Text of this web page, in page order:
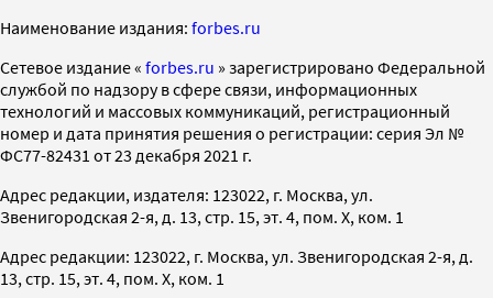
Наименование издания: forbes.ru
Cетевое издание « forbes.ru » зарегистрировано Федеральной
службой по надзору в сфере связи, информационных
технологий и массовых коммуникаций, регистрационный
номер и дата принятия решения о регистрации: серия Эл №
ФС77-82431 от 23 декабря 2021 г.
Адрес редакции, издателя: 123022, г. Москва, ул.
Звенигородская 2-я, д. 13, стр. 15, эт. 4, пом. X, ком. 1
Адрес редакции: 123022, г. Москва, ул. Звенигородская 2-я, д.
13, стр. 15, эт. 4, пом. X, ком. 1